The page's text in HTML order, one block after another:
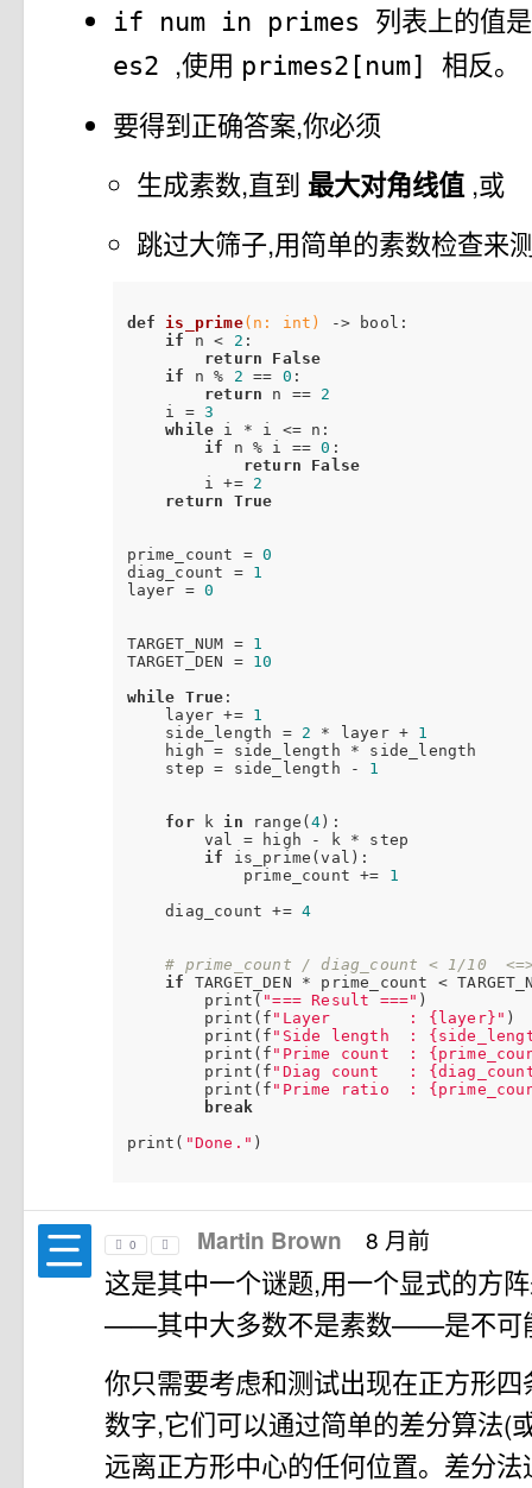
if num in primes 列表上的值
es2 ,使用 primes2[num] 相反。
要得到正确答案,你必须
生成素数,直到 最大对角线值 ,或
跳过大筛子,用简单的素数检查来
def is_prime(n: int)
-> bool:
if
n < 2 :
return
False
if
n % 2 == 0 :
return n == 2
    i =
3
while i * i <= n:
if n % i == 0 :
return
False
        i +=
2
return
True
prime_count = 0
diag_count = 1
layer = 0
TARGET_NUM = 1
TARGET_DEN = 10
while True :
    layer +=
1
    side_length =
2 * layer + 1
    high = side_length * side_length
    step = side_length -
1
for k in range(4):
        val = high - k * step
if is_prime(val):
            prime_count +=
1
    diag_count +=
4
# prime_count / diag_count < 1/10
if
TARGET_DEN * prime_count <
        print(
"=== Result ===" )
        print(f
"Layer        : {layer}" )
        print(f
"Side length  :
        print(f
"Prime count  :
        print(f
"Diag count   :
        print(f
"Prime ratio  :
break
print( "Done." )
0 Martin Brown 8 月前
这是其中一个谜题,用一个显式的方
——其中大多数不是素数——是不可
你只需要考虑和测试出现在正方形
数字,它们可以通过简单的差分算法(
远离正方形中心的任何位置。差分